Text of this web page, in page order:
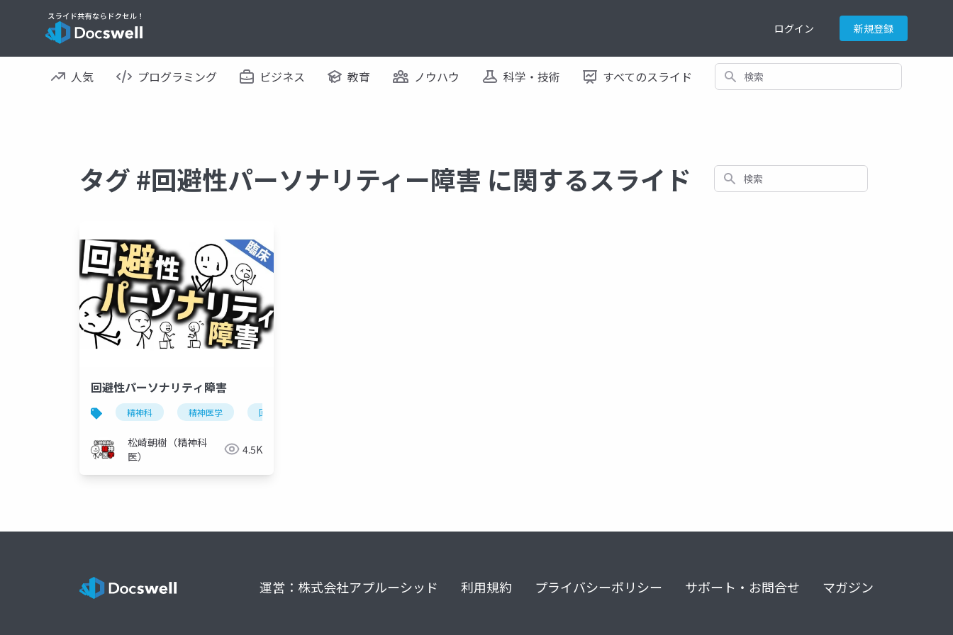
ログイン 新規登録
人気 プログラミング ビジネス 教育 ノウハウ 科学・技術 すべてのスライド 検索
タグ #回避性パーソナリティー障害 に関するスライド 検索
回避性パーソナリティ障害
精神科 精神医学 回避性パーソナリティ障害
松崎朝樹（精神科
医）
4.5K
運営：株式会社アプルーシッド 利用規約 プライバシーポリシー サポート・お問合せ マガジン